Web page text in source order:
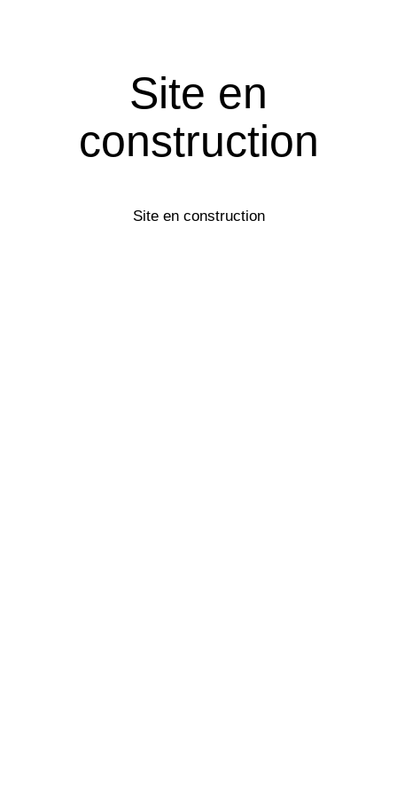
Site en
construction
Site en construction